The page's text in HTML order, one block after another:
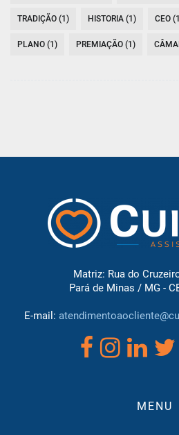
TRADIÇÃO (1) HISTORIA (1) CEO
PLANO (1) PREMIAÇÃO (1)
Matriz: Rua do
Pará de Minas / MG -
E-mail:
MENU